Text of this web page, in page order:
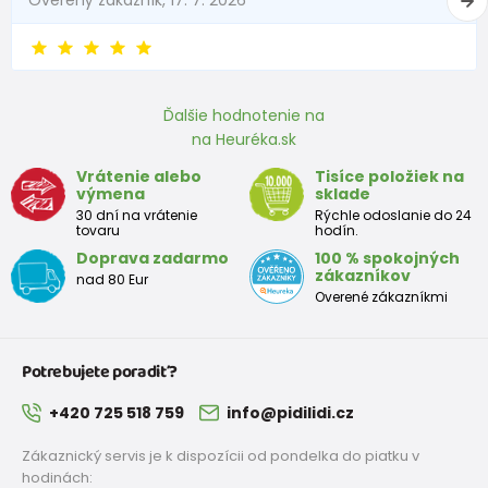
80 9-12 mesiace 75 - 80
86 12-18 mesiace 81 - 86
18-24 mesiace
98
104 3-4 rokov 99 - 104
110 4-5 rokov 105 - 111
116 112 - 116
140
Ďalšie hodnotenie na
na Heuréka.sk
Vrátenie alebo
výmena
30 dní na vrátenie
tovaru
Tisíce položiek na
sklade
Rýchle odoslanie do 24
hodín.
Doprava zadarmo
nad 80 Eur
100 % spokojných
zákazníkov
Overené zákazníkmi
Potrebujete poradiť?
+420 725 518 759 info@pidilidi.cz
Zákaznický servis je k dispozícii od pondelka do piatku v
hodinách: